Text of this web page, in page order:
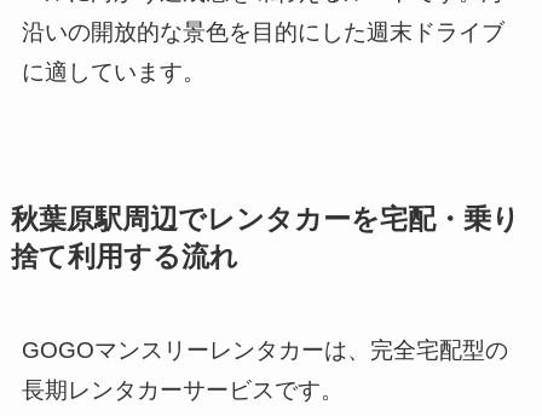
沿いの開放的な景色を目的にした週末ドライブ
に適しています。
秋葉原駅周辺でレンタカーを宅配・乗り
捨て利用する流れ
GOGOマンスリーレンタカーは、完全宅配型の
長期レンタカーサービスです。